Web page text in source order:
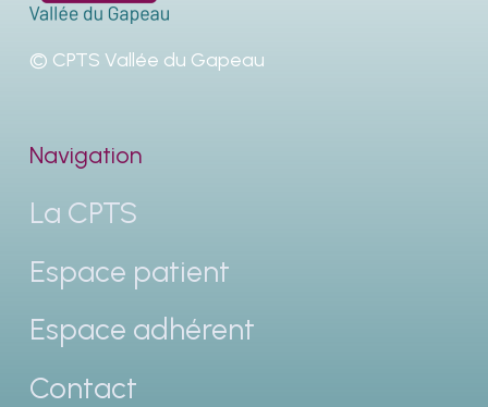
© CPTS Vallée du Gapeau
Navigation
La CPTS
Espace patient
Espace adhérent
Contact